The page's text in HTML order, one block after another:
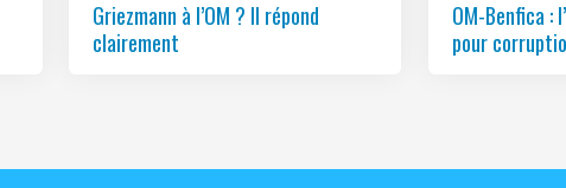
Griezmann à l’OM ? Il répond
clairement
OM-Benfica :
pour